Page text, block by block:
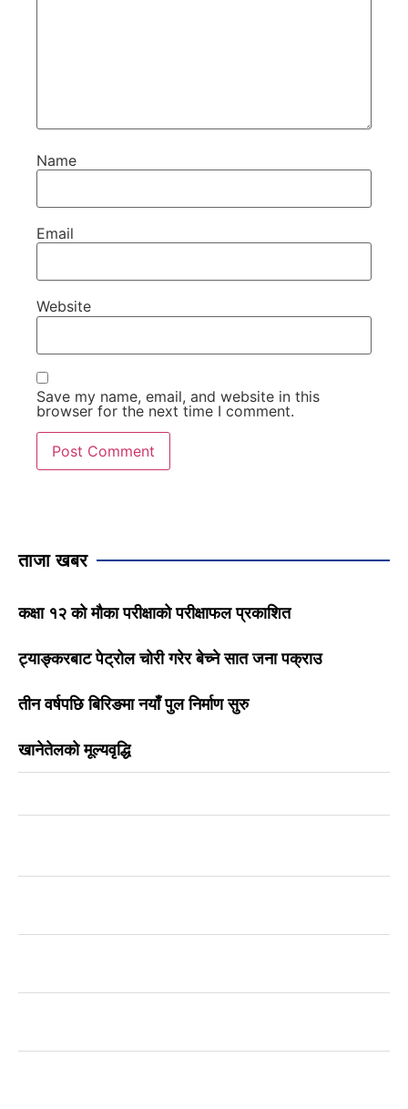
Name
Email
Website
Save my name, email, and website in this
browser for the next time I comment.
ताजा खबर
कक्षा १२ को मौका परीक्षाको परीक्षाफल प्रकाशित
ट्याङ्करबाट पेट्रोल चोरी गरेर बेच्ने सात जना पक्राउ
तीन वर्षपछि बिरिङमा नयाँ पुल निर्माण सुरु
खानेतेलको मूल्यवृद्धि